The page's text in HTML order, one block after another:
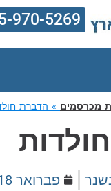
055-970-5269
»הדברת חולדות
פברואר 18, 2021